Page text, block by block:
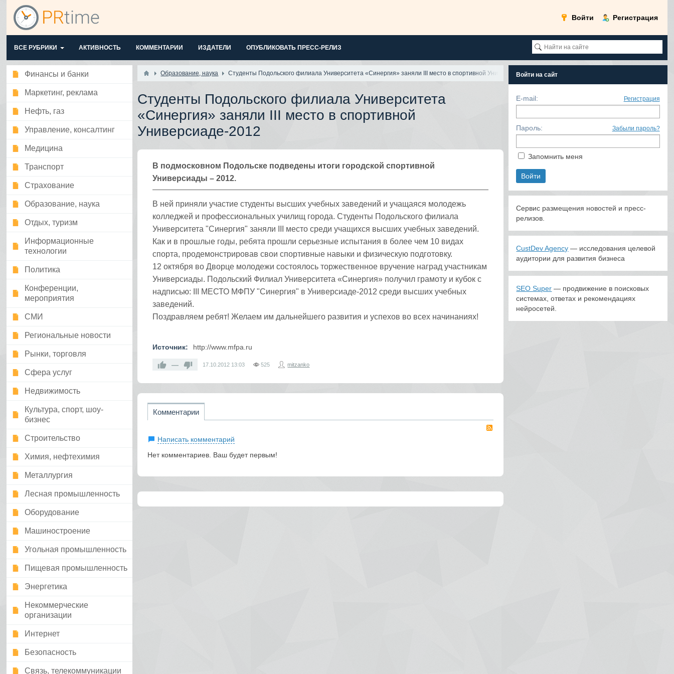
Войти Регистрация
ВСЕ РУБРИКИ АКТИВНОСТЬ КОММЕНТАРИИ ИЗДАТЕЛИ ОПУБЛИКОВАТЬ ПРЕСС-РЕЛИЗ
Финансы и банки
Маркетинг, реклама
Нефть, газ
Управление, консалтинг
Медицина
Транспорт
Страхование
Образование, наука
Отдых, туризм
Информационные
технологии
Политика
Конференции,
мероприятия
СМИ
Региональные новости
Рынки, торговля
Сфера услуг
Недвижимость
Культура, спорт, шоу-
бизнес
Строительство
Химия, нефтехимия
Металлургия
Лесная промышленность
Оборудование
Машиностроение
Угольная промышленность
Пищевая промышленность
Энергетика
Некоммерческие
организации
Интернет
Безопасность
Связь, телекоммуникации
Образование, наука Студенты Подольского филиала Университета «Синергия» заняли III место в спортивной Универсиаде-2012
Студенты Подольского филиала Университета
«Синергия» заняли III место в спортивной
Универсиаде-2012
В подмосковном Подольске подведены итоги городской спортивной
Универсиады – 2012.
В ней приняли участие студенты высших учебных заведений и учащаяся молодежь
колледжей и профессиональных училищ города. Студенты Подольского филиала
Университета "Синергия" заняли III место среди учащихся высших учебных заведений.
Как и в прошлые годы, ребята прошли серьезные испытания в более чем 10 видах
спорта, продемонстрировав свои спортивные навыки и физическую подготовку.
12 октября во Дворце молодежи состоялось торжественное вручение наград участникам
Универсиады. Подольский Филиал Университета «Синергия» получил грамоту и кубок с
надписью: III МЕСТО МФПУ "Синергия" в Универсиаде-2012 среди высших учебных
заведений.
Поздравляем ребят! Желаем им дальнейшего развития и успехов во всех начинаниях!
Источник: http://www.mfpa.ru
— 17.10.2012 13:03 525 mitzanko
Комментарии
Написать комментарий
Нет комментариев. Ваш будет первым!
Войти на сайт
E-mail: Регистрация
Пароль: Забыли пароль?
Запомнить меня
Сервис размещения новостей и пресс-
релизов.
CustDev Agency — исследования целевой
аудитории для развития бизнеса
SEO Super — продвижение в поисковых
системах, ответах и рекомендациях
нейросетей.